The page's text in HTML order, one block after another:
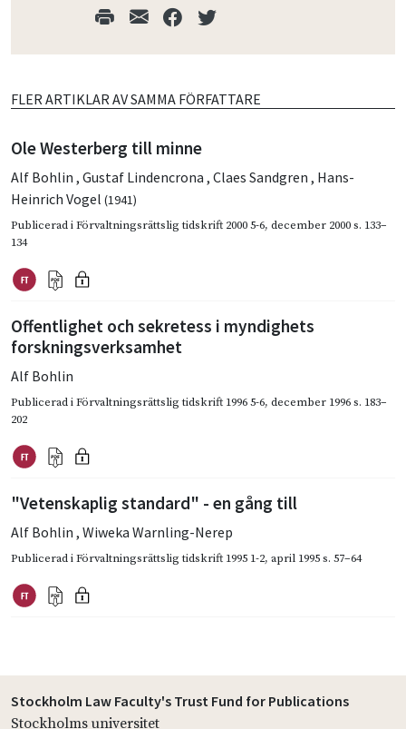
FLER ARTIKLAR AV SAMMA FÖRFATTARE
Ole Westerberg till minne
Alf Bohlin , Gustaf Lindencrona , Claes Sandgren , Hans-
Heinrich Vogel (1941)
Publicerad iFörvaltningsrättslig tidskrift 2000 5-6, december 2000s. 133–
134
Offentlighet och sekretess i myndighets
forskningsverksamhet
Alf Bohlin
Publicerad iFörvaltningsrättslig tidskrift 1996 5-6, december 1996s. 183–
202
"Vetenskaplig standard" - en gång till
Alf Bohlin , Wiweka Warnling-Nerep
Publicerad iFörvaltningsrättslig tidskrift 1995 1-2, april 1995s. 57–64
Stockholm Law Faculty's Trust Fund for Publications
Stockholms universitet